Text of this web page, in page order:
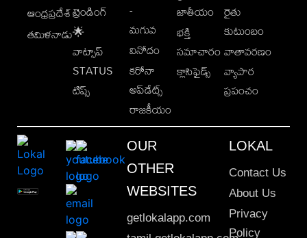
ఆంధ్రప్రదేశ్
తమిళనాడు
ట్రెండింగ్
🌟
వాట్సాప్
STATUS
టిప్స్
-
మగువ
వినోదం
కరోనా
అప్‌డేట్స్
రాజకీయం
జాతీయం
భక్తి
సమాచారం
క్లాసిఫైడ్స్
రైతు
కుటుంబం
వాతావరణం
వ్యాపార
ప్రపంచం
OUR
OTHER
WEBSITES
getlokalapp.com
LOKAL
Contact Us
About Us
Privacy
Policy